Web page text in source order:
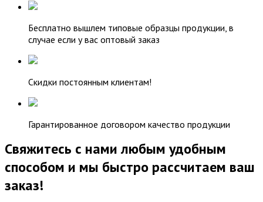
Бесплатно вышлем типовые образцы продукции, в
случае если у вас оптовый заказ
Скидки постоянным клиентам!
Гарантированное договором качество продукции
Свяжитесь с нами любым удобным
способом и мы быстро рассчитаем ваш
заказ!